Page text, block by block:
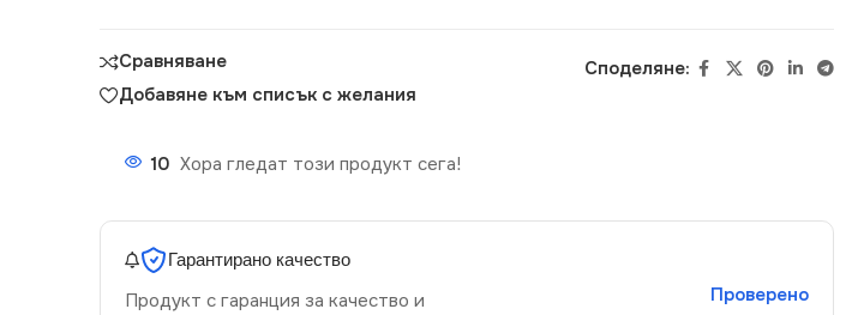
Сравняване
Добавяне към списък с желания
Споделяне:
10 Хора гледат този продукт сега!
Гарантирано качество
Продукт с гаранция за качество и
Проверено